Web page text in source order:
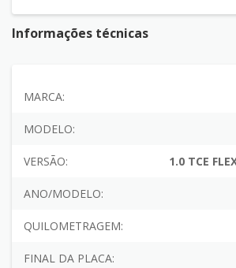
Informações técnicas
MARCA:
MODELO:
VERSÃO: 1.0 TCE
ANO/MODELO:
QUILOMETRAGEM:
FINAL DA PLACA: